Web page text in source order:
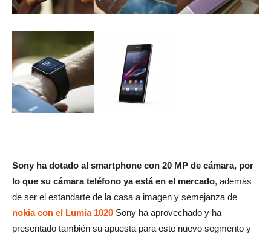
Sony ha dotado al smartphone con 20 MP de cámara, por
lo que su cámara teléfono ya está en el mercado, además
de ser el estandarte de la casa a imagen y semejanza de
nokia con el Lumia 1020 Sony ha aprovechado y ha
presentado también su apuesta para este nuevo segmento y